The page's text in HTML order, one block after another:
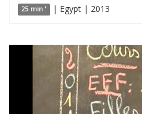
25 min ' | Egypt | 2013